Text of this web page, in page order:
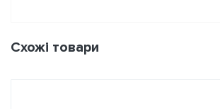
Схожі товари